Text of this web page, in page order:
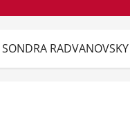
RADVANOVSKY